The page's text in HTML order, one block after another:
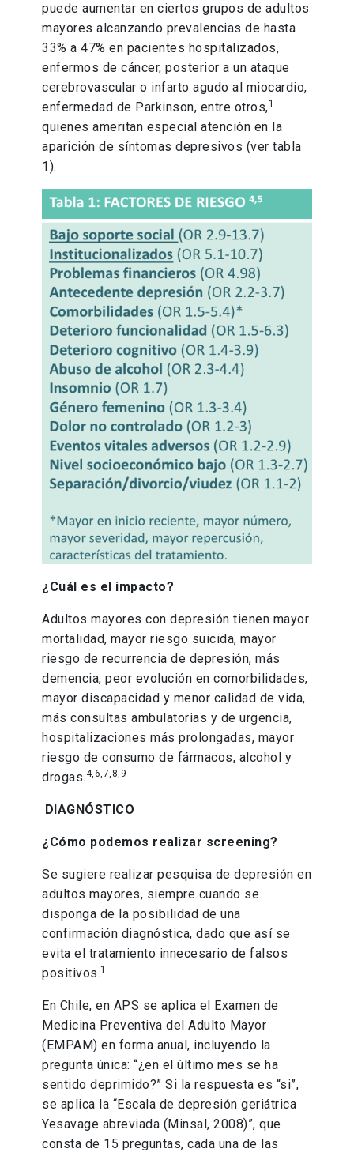
puede aumentar en ciertos grupos de adultos
mayores alcanzando prevalencias de hasta
33% a 47% en pacientes hospitalizados,
enfermos de cáncer, posterior a un ataque
cerebrovascular o infarto agudo al miocardio,
enfermedad de Parkinson, entre otros,1
quienes ameritan especial atención en la
aparición de síntomas depresivos (ver tabla
1).
¿Cuál es el impacto?
Adultos mayores con depresión tienen mayor
mortalidad, mayor riesgo suicida, mayor
riesgo de recurrencia de depresión, más
demencia, peor evolución en comorbilidades,
mayor discapacidad y menor calidad de vida,
más consultas ambulatorias y de urgencia,
hospitalizaciones más prolongadas, mayor
riesgo de consumo de fármacos, alcohol y
drogas. 4,6,7,8,9
DIAGNÓSTICO
¿Cómo podemos realizar screening?
Se sugiere realizar pesquisa de depresión en
adultos mayores, siempre cuando se
disponga de la posibilidad de una
confirmación diagnóstica, dado que así se
evita el tratamiento innecesario de falsos
positivos.1
En Chile, en APS se aplica el Examen de
Medicina Preventiva del Adulto Mayor
(EMPAM) en forma anual, incluyendo la
pregunta única: “¿en el último mes se ha
sentido deprimido?” Si la respuesta es “si”,
se aplica la “Escala de depresión geriátrica
Yesavage abreviada (Minsal, 2008)”, que
consta de 15 preguntas, cada una de las